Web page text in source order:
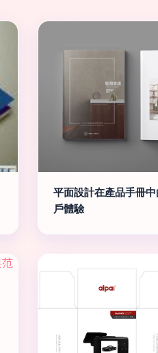
平面設計在產品手冊
戶體驗